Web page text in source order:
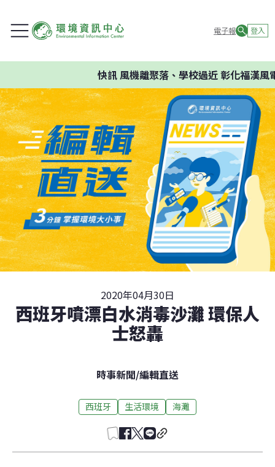
電子報 登入
快訊風機離聚落、學校過近 彰化福漢風
2020年04月30日
西班牙噴漂白水消毒沙灘 環保人
士怒轟
時事新聞/編輯直送
西班牙 生活環境 海灘